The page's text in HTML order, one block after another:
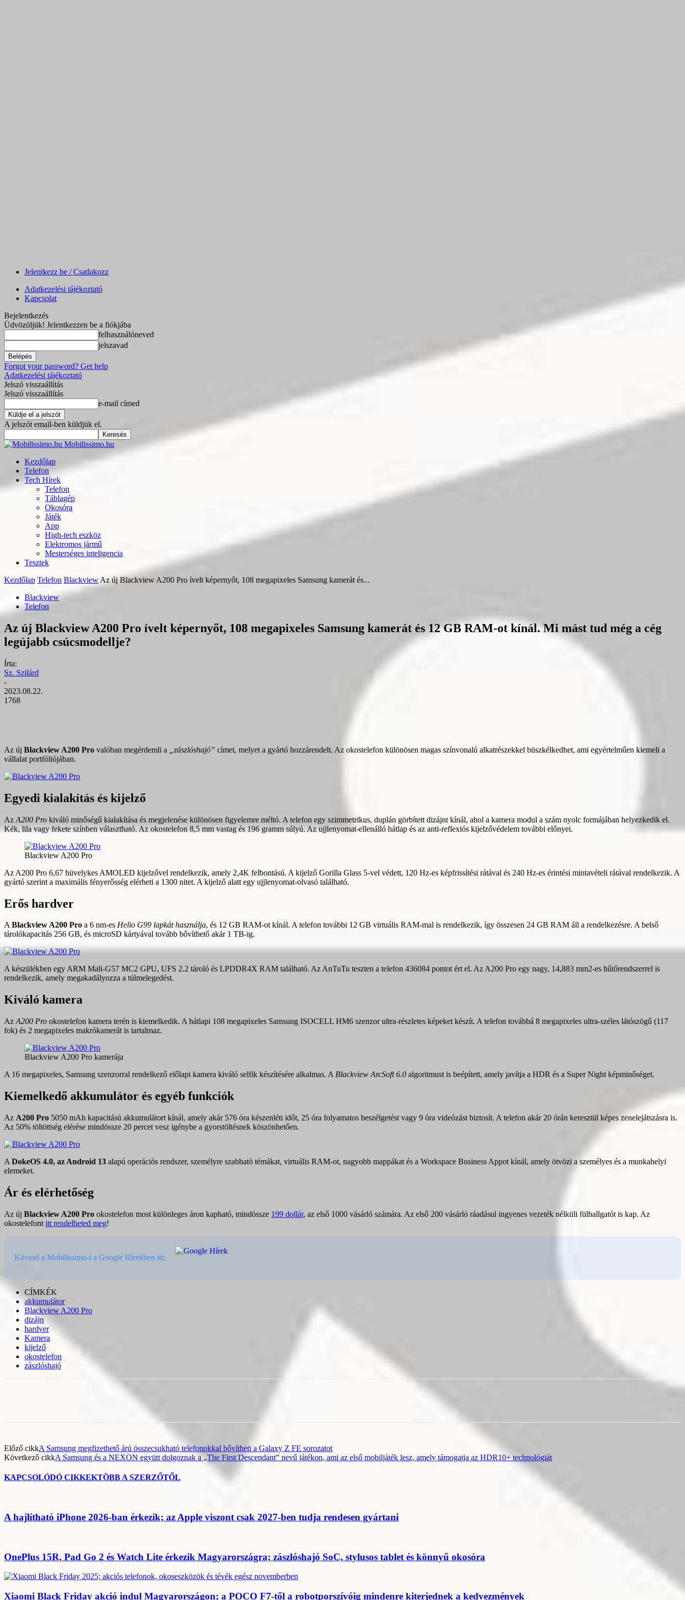
Jelentkezz be / Csatlakozz
Adatkezelési tájékoztató
Kapcsolat
Bejelentkezés
Üdvözöljük! Jelentkezzen be a fiókjába
felhasználóneved
jelszavad
Forgot your password? Get help
Adatkezelési tájékoztató
Jelszó visszaállítás
Jelszó visszaállítás
e-mail címed
A jelszót email-ben küldjük el.
Mobilissimo.hu
Kezdőlap
Telefon
Tech Hírek
Telefon
Táblagép
Okosóra
Játék
App
High-tech eszköz
Elektromos jármű
Mesterséges inteligencia
Tesztek
Kezdőlap Telefon Blackview Az új Blackview A200 Pro ívelt képernyőt, 108 megapixeles Samsung kamerát és...
Blackview
Telefon
Az új Blackview A200 Pro ívelt képernyőt, 108 megapixeles Samsung kamerát és 12 GB RAM-ot kínál. Mi mást tud még a cég
legújabb csúcsmodellje?
Írta:
Sz. Szilárd
-
2023.08.22.
1768
Az új Blackview A200 Pro valóban megérdemli a „zászlóshajó” címet, melyet a gyártó hozzárendelt. Az okostelefon különösen magas színvonalú alkatrészekkel büszkélkedhet, ami egyértelműen kiemeli a
vállalat portfóliójában.
Egyedi kialakítás és kijelző
Az A200 Pro kiváló minőségű kialakítása és megjelenése különösen figyelemre méltó. A telefon egy szimmetrikus, duplán görbített dizájnt kínál, ahol a kamera modul a szám nyolc formájában helyezkedik el.
Kék, lila vagy fekete színben választható. Az okostelefon 8,5 mm vastag és 196 gramm súlyú. Az ujjlenyomat-ellenálló hátlap és az anti-reflexiós kijelzővédelem további előnyei.
Blackview A200 Pro
Az A200 Pro 6,67 hüvelykes AMOLED kijelzővel rendelkezik, amely 2,4K felbontású. A kijelző Gorilla Glass 5-vel védett, 120 Hz-es képfrissítési rátával és 240 Hz-es érintési mintavételi rátával rendelkezik. A
gyártó szerint a maximális fényerősség elérheti a 1300 nitet. A kijelző alatt egy ujjlenyomat-olvasó található.
Erős hardver
ABlackview A200 Pro a 6 nm-es Helio G99 lapkát használja, és 12 GB RAM-ot kínál. A telefon további 12 GB virtuális RAM-mal is rendelkezik, így összesen 24 GB RAM áll a rendelkezésre. A belső
tárolókapacitás 256 GB, és microSD kártyával tovább bővíthető akár 1 TB-ig.
A készülékben egy ARM Mali-G57 MC2 GPU, UFS 2.2 tároló és LPDDR4X RAM található. Az AnTuTu teszten a telefon 436084 pontot ért el. Az A200 Pro egy nagy, 14,883 mm2-es hűtőrendszerrel is
rendelkezik, amely megakadályozza a túlmelegedést.
Kiváló kamera
Az A200 Pro okostelefon kamera terén is kiemelkedik. A hátlapi 108 megapixeles Samsung ISOCELL HM6 szenzor ultra-részletes képeket készít. A telefon továbbá 8 megapixeles ultra-széles látószögű (117
fok) és 2 megapixeles makrókamerát is tartalmaz.
Blackview A200 Pro kamerája
A 16 megapixeles, Samsung szenzorral rendelkező előlapi kamera kiváló selfik készítésére alkalmas. A Blackview ArcSoft 6.0 algoritmust is beépített, amely javítja a HDR és a Super Night képminőséget.
Kiemelkedő akkumulátor és egyéb funkciók
Az A200 Pro 5050 mAh kapacitású akkumulátort kínál, amely akár 576 óra készenléti időt, 25 óra folyamatos beszélgetést vagy 9 óra videózást biztosít. A telefon akár 20 órán keresztül képes zenelejátszásra is.
Az 50% töltöttség elérése mindössze 20 percet vesz igénybe a gyorstöltésnek köszönhetően.
A DokeOS 4.0, az Android 13 alapú operációs rendszer, személyre szabható témákat, virtuális RAM-ot, nagyobb mappákat és a Workspace Business Appot kínál, amely ötvözi a személyes és a munkahelyi
elemeket.
Ár és elérhetőség
Az új Blackview A200 Pro okostelefon most különleges áron kapható, mindössze 199 dollár, az első 1000 vásárló számára. Az első 200 vásárló ráadásul ingyenes vezeték nélküli fülhallgatót is kap. Az
okostelefont itt rendelheted meg!
Kövesd a Mobilissimo-t a Google Hírekben itt:
CÍMKÉK
akkumulátor
Blackview A200 Pro
dizájn
hardver
Kamera
kijelző
okostelefon
zászlóshajó
Előző cikkA Samsung megfizethető árú összecsukható telefonokkal bővítheti a Galaxy Z FE sorozatot
Következő cikkA Samsung és a NEXON együtt dolgoznak a „The First Descendant” nevű játékon, ami az első mobiljáték lesz, amely támogatja az HDR10+ technológiát
KAPCSOLÓDÓ CIKKEKTÖBB A SZERZŐTŐL
A hajlítható iPhone 2026-ban érkezik; az Apple viszont csak 2027-ben tudja rendesen gyártani
OnePlus 15R, Pad Go 2 és Watch Lite érkezik Magyarországra; zászlóshajó SoC, stylusos tablet és könnyű okosóra
Xiaomi Black Friday akció indul Magyarországon; a POCO F7-től a robotporszívóig mindenre kiterjednek a kedvezmények